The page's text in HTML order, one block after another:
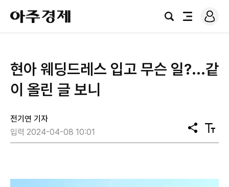
아
주
경
검
전
로
그
현아 웨딩드레스 입고 무슨 일?...같
이 올린 글 보니
전기연 기자
입력 2024-04-08 10:01
공
유
텍
스